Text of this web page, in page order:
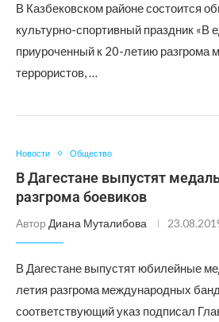
В Казбековском районе состоится
культурно-спортивный праздник «В
приуроченный к 20-летию разгрома
террористов, …
Новости Общество
В Дагестане выпустят
разгрома боевиков
Автор Диана Муталибова
В Дагестане выпустят юбилейные
летия разгрома международных
соответствующий указ подписал